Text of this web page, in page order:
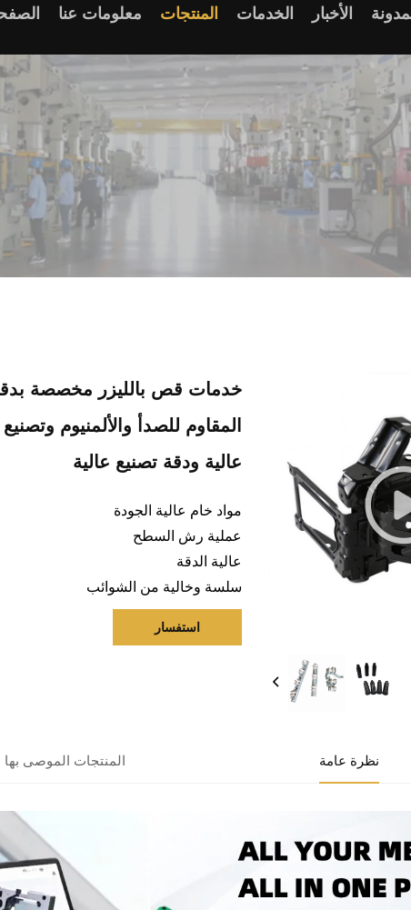
معلومات عنا المنتجات الخدمات الأخبار
خدمات قص بالليزر مخصصة بدقة
المقاوم للصدأ والألمنيوم
عالية ودقة تصنيع عالية
مواد خام عالية الجودة
عملية رش السطح
عالية الدقة
سلسة وخالية من الشوائب
استفسار
نظرة عامة المنتجات الموصى بها